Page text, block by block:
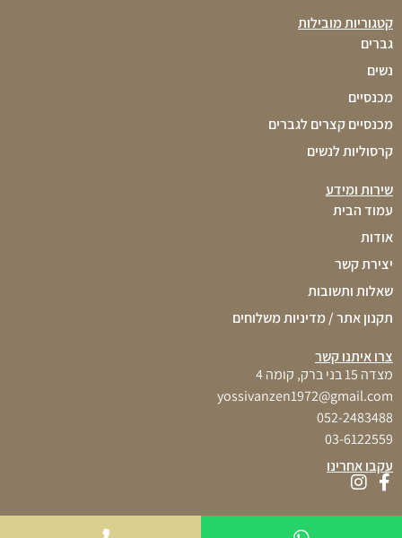
קטגוריות מובילות
גברים
נשים
מכנסיים
מכנסיים קצרים לגברים
קרסוליות לנשים
שירות ומידע
עמוד הבית
אודות
יצירת קשר
שאלות ותשובות
תקנון אתר / מדיניות משלוחים
עקבו אחרינו
צרו איתנו קשר
מצדה 15 בני ברק, קומה 4
yossivanzen1972@gmail.com
052-2483488
03-6122559